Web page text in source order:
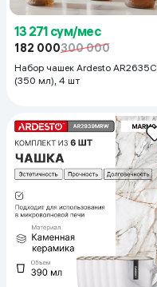
13 271 сум/мес
182 000300 000
Набор чашек Ardesto AR2635C
(350 мл), 4 шт